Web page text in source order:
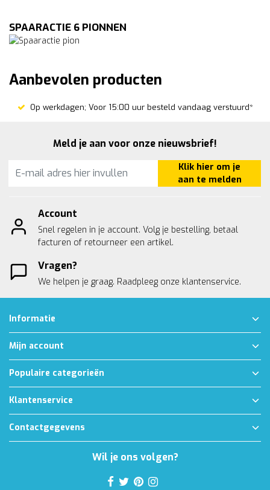
SPAARACTIE 6 PIONNEN
Aanbevolen producten
Op werkdagen; Voor 15:00 uur besteld vandaag verstuurd*
Meld je aan voor onze nieuwsbrief!
Klik hier om je
aan te melden
Account
Snel regelen in je account. Volg je bestelling, betaal
facturen of retourneer een artikel.
Vragen?
We helpen je graag. Raadpleeg onze klantenservice.
Informatie
Mijn account
Populaire categorieën
Klantenservice
Contactgegevens
Wil je ons volgen?